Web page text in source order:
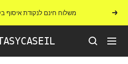
לתוכןהקודם משלוח חינם לנקודת איסוף
ניווט